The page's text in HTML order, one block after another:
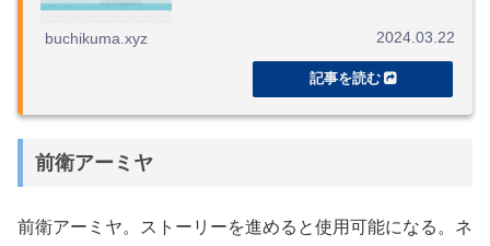
buchikuma.xyz 2024.03.22
前衛アーミヤ
前衛アーミヤ。ストーリーを進めると使用可能になる。ネ